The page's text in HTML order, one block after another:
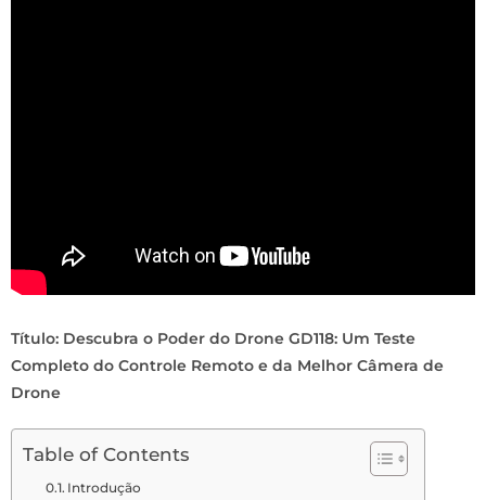
Título: Descubra o Poder do Drone GD118: Um Teste
Completo do Controle Remoto e da Melhor Câmera de
Drone
Table of Contents
Introdução